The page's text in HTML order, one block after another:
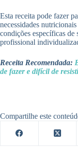
Esta receita pode fazer
necessidades
condições específicas de
profissional
Receita Recomendada:
de fazer e difícil de
Compartilhe este